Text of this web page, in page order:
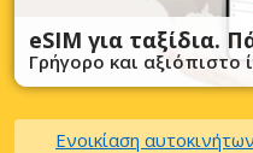
eSIM για ταξίδια.
Γρήγορο και αξιόπιστο
Ενοικίαση αυτοκινήτων